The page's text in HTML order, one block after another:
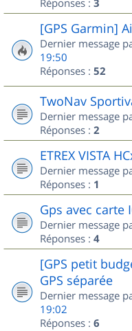
Réponses : 3
[GPS Garmin]
Dernier message
19:50
Réponses : 52
TwoNav
Dernier message
Réponses : 2
ETREX VISTA
Dernier message
Réponses : 1
Gps avec carte
Dernier message
Réponses : 4
[GPS petit
GPS séparée
Dernier message
19:02
Réponses : 6